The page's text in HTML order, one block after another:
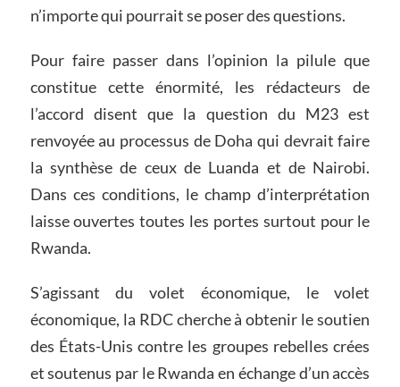
n’importe qui pourrait se poser des questions.
Pour faire passer dans l’opinion la pilule que
constitue cette énormité, les rédacteurs de
l’accord disent que la question du M23 est
renvoyée au processus de Doha qui devrait faire
la synthèse de ceux de Luanda et de Nairobi.
Dans ces conditions, le champ d’interprétation
laisse ouvertes toutes les portes surtout pour le
Rwanda.
S’agissant du volet économique, le volet
économique, la RDC cherche à obtenir le soutien
des États-Unis contre les groupes rebelles crées
et soutenus par le Rwanda en échange d’un accès